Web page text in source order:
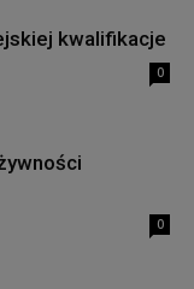
kwalifikacje
0
0